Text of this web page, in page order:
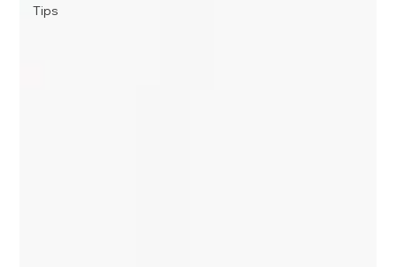
Tips